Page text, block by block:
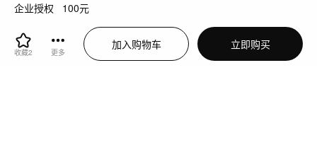
企业授权 100元
收藏2 更多
加入购物车 立即购买
增值电信业务经营许可证：川B2-20160192
蜀ICP备12020238号-4
川公网安备51019002000262
违法和不良信息举报中心